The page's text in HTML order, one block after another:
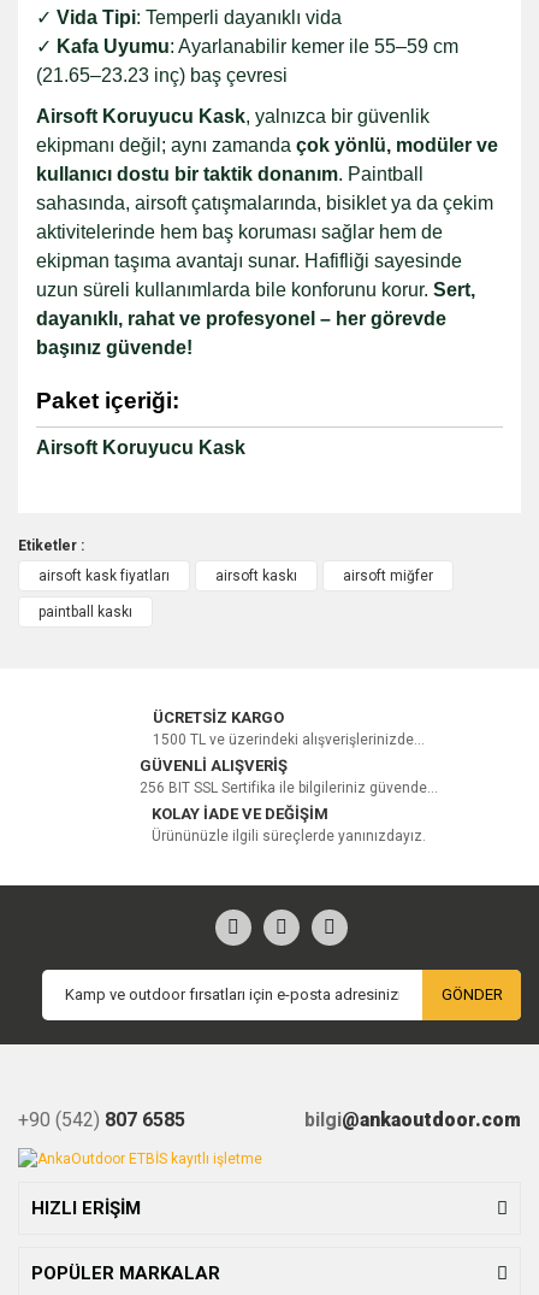
✓ Vida Tipi: Temperli dayanıklı vida
✓ Kafa Uyumu: Ayarlanabilir kemer ile 55–59 cm
(21.65–23.23 inç) baş çevresi
Airsoft Koruyucu Kask, yalnızca bir güvenlik
ekipmanı değil; aynı zamanda çok yönlü, modüler ve
kullanıcı dostu bir taktik donanım. Paintball
sahasında, airsoft çatışmalarında, bisiklet ya da çekim
aktivitelerinde hem baş koruması sağlar hem de
ekipman taşıma avantajı sunar. Hafifliği sayesinde
uzun süreli kullanımlarda bile konforunu korur. Sert,
dayanıklı, rahat ve profesyonel – her görevde
başınız güvende!
Paket içeriği:
Airsoft Koruyucu Kask
Etiketler :
airsoft kask fiyatları
airsoft kaskı airsoft miğfer
paintball kaskı
ÜCRETSİZ KARGO
1500 TL ve üzerindeki alışverişlerinizde...
GÜVENLİ ALIŞVERİŞ
256 BIT SSL Sertifika ile bilgileriniz güvende...
KOLAY İADE VE DEĞİŞİM
Ürününüzle ilgili süreçlerde yanınızdayız.
GÖNDER
+90 (542) 807 6585 bilgi@ankaoutdoor.com
HIZLI ERİŞİM
POPÜLER MARKALAR